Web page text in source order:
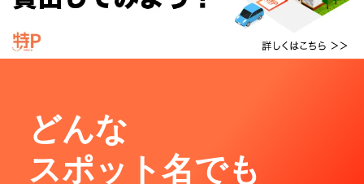
どんな
スポット名でも